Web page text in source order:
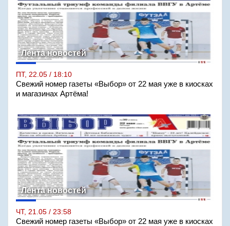
Лента новостей
ПТ, 22.05 / 18:10
Свежий номер газеты «Выбор» от 22 мая уже в киосках
и магазинах Артёма!
Лента новостей
ЧТ, 21.05 / 23:58
Свежий номер газеты «Выбор» от 22 мая уже в киосках